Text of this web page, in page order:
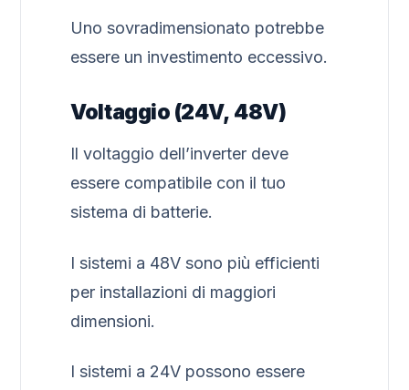
Uno sovradimensionato potrebbe
essere un investimento eccessivo.
Voltaggio (24V, 48V)
Il voltaggio dell’inverter deve
essere compatibile con il tuo
sistema di batterie.
I sistemi a 48V sono più efficienti
per installazioni di maggiori
dimensioni.
I sistemi a 24V possono essere